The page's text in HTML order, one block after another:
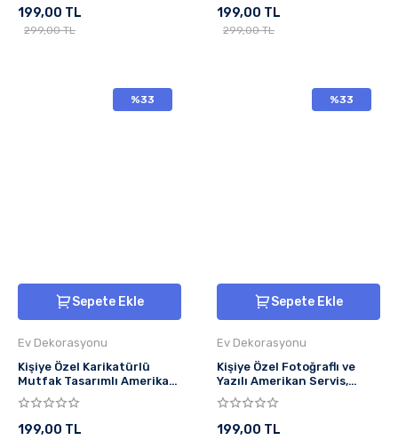
199,00 TL
299,00 TL
199,00 TL
299,00 TL
%33
Sepete Ekle
Ev Dekorasyonu
Kişiye Özel Karikatürlü
Mutfak Tasarımlı Amerikan
Servis, Tabak Altlığı & Ev
Hediyesi, 2 Adet
199,00 TL
%33
Sepete Ekle
Ev Dekorasyonu
Kişiye Özel Fotoğraflı ve
Yazılı Amerikan Servis,
Tabak Altlığı & Ev Hediyesi,
2 Adet
199,00 TL